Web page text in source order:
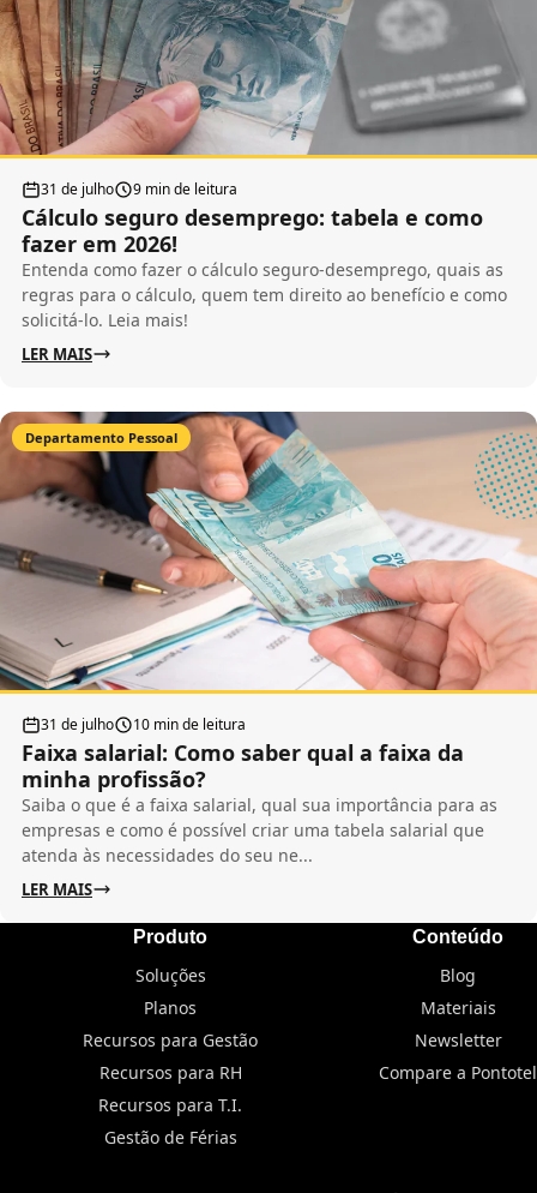
31 de julho 9 min de leitura
Cálculo seguro desemprego: tabela e como
fazer em 2026!
Entenda como fazer o cálculo seguro-desemprego, quais as
regras para o cálculo, quem tem direito ao benefício e como
solicitá-lo. Leia mais!
LER MAIS
Departamento Pessoal
31 de julho 10 min de leitura
Faixa salarial: Como saber qual a faixa da
minha profissão?
Saiba o que é a faixa salarial, qual sua importância para as
empresas e como é possível criar uma tabela salarial que
atenda às necessidades do seu ne...
LER MAIS
Produto
Soluções
Planos
Recursos para Gestão
Recursos para RH
Recursos para T.I.
Gestão de Férias
Conteúdo
Blog
Materiais
Newsletter
Compare a Pontotel